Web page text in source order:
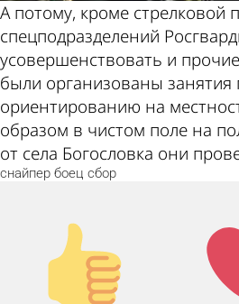
А потому, кроме стрелковой
спецподразделений
усовершенствовать и
были организованы занятия
ориентированию на
образом в чистом поле на
от села Богословка они
снайпер боец сбор
Палец
вверх!